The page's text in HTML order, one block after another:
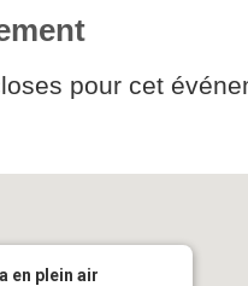
pour cet
en plein air